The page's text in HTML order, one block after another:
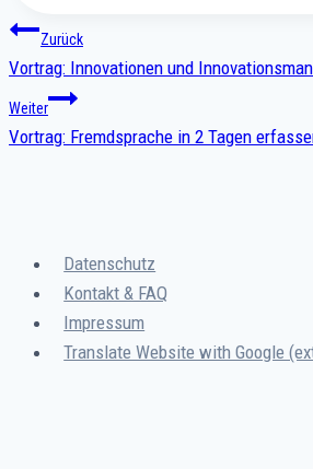
Beitragsnavigation
Zurück
Vortrag: Innovationen und
Weiter
Vortrag: Fremdsprache in 2 Tagen
Datenschutz
Kontakt & FAQ
Impressum
Translate Website with Google